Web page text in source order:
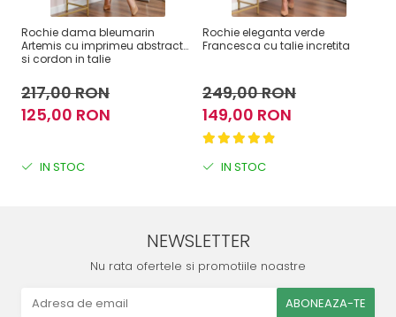
Rochie dama bleumarin
Artemis cu imprimeu abstract
si cordon in talie
217,00 RON
125,00 RON
IN STOC
Rochie eleganta verde
Francesca cu talie incretita
249,00 RON
149,00 RON
IN STOC
NEWSLETTER
Nu rata ofertele si promotiile noastre